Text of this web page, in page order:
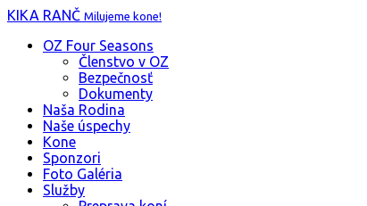
KIKA RANČ Milujeme kone!
OZ Four Seasons
Členstvo v OZ
Bezpečnosť
Dokumenty
Naša Rodina
Naše úspechy
Kone
Sponzori
Foto Galéria
Služby